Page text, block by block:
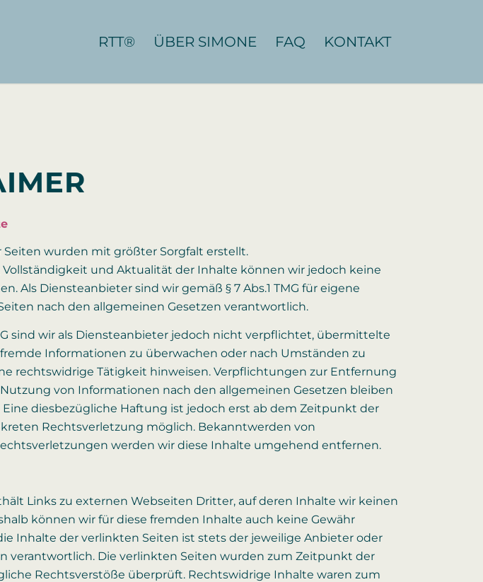
RTT® ÜBER SIMONE FAQ KONTAKT
Seiten wurden mit größter Sorgfalt erstellt.
Vollständigkeit und Aktualität der Inhalte können wir jedoch keine
Als Diensteanbieter sind wir gemäß § 7 Abs.1 TMG für eigene
nach den allgemeinen Gesetzen verantwortlich.
sind wir als Diensteanbieter jedoch nicht verpflichtet, übermittelte
Informationen zu überwachen oder nach Umständen zu
rechtswidrige Tätigkeit hinweisen. Verpflichtungen zur Entfernung
von Informationen nach den allgemeinen Gesetzen bleiben
diesbezügliche Haftung ist jedoch erst ab dem Zeitpunkt der
Rechtsverletzung möglich. Bekanntwerden von
werden wir diese Inhalte umgehend entfernen.
Links zu externen Webseiten Dritter, auf deren Inhalte wir keinen
können wir für diese fremden Inhalte auch keine Gewähr
Inhalte der verlinkten Seiten ist stets der jeweilige Anbieter oder
verantwortlich. Die verlinkten Seiten wurden zum Zeitpunkt der
Rechtsverstöße überprüft. Rechtswidrige Inhalte waren zum